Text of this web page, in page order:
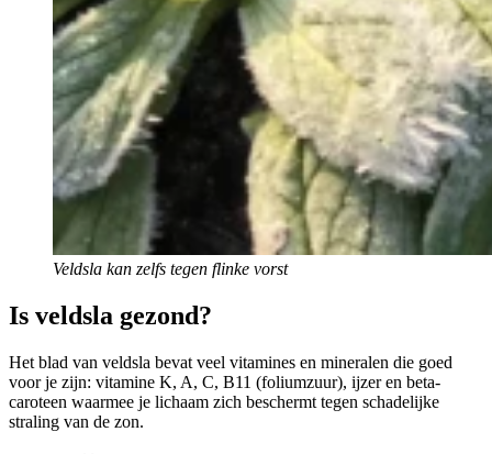
Veldsla kan zelfs tegen flinke vorst
Is veldsla gezond?
Het blad van veldsla bevat veel vitamines en mineralen die goed
voor je zijn: vitamine K, A, C, B11 (foliumzuur), ijzer en beta-
caroteen waarmee je lichaam zich beschermt tegen schadelijke
straling van de zon.